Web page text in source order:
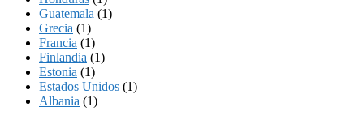
Guatemala (1)
Grecia (1)
Francia (1)
Finlandia (1)
Estonia (1)
Estados Unidos (1)
Albania (1)